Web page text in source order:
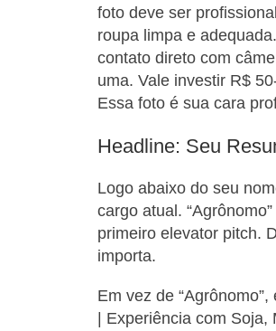
foto deve ser
roupa limpa e
contato direto com
uma. Vale investir R$
Essa foto é sua cara
Headline: Seu
Logo abaixo do seu
cargo atual.
primeiro elevator pitch.
importa.
Em vez de
| Experiência com